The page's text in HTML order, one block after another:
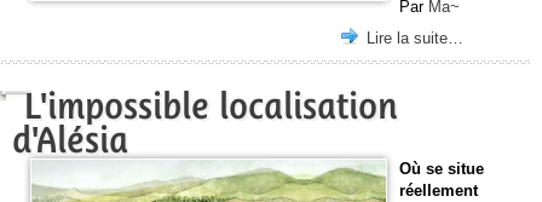
Par Ma~
Lire la suite…
L'impossible localisation
d'Alésia
Où se situe
réellement